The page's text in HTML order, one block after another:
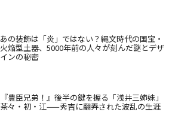
あの装飾は「炎」ではない？縄文時代の国宝・
火焔型土器、5000年前の人々が刻んだ謎とデザ
インの秘密
『豊臣兄弟！』後半の鍵を握る「浅井三姉妹」
茶々・初・江——秀吉に翻弄された波乱の生涯